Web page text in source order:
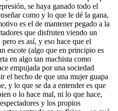
se haya ganado todo el
como y lo que le dé la gana,
es el de mantener pegado a la
que disfruten viendo un
es así, y eso hace que el
escote (algo que en principio es
en algo tan machista como
empujada por una sociedad
el hecho de que una mujer guapa
y lo que se da a entender es que
o lo hace mal, ni lo que hace,
y los propios